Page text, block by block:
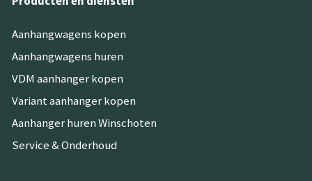
Aanhangwagens kopen
Aanhangwagens huren
VDM aanhanger kopen
Variant aanhanger kopen
Aanhanger huren Winschoten
Service & Onderhoud